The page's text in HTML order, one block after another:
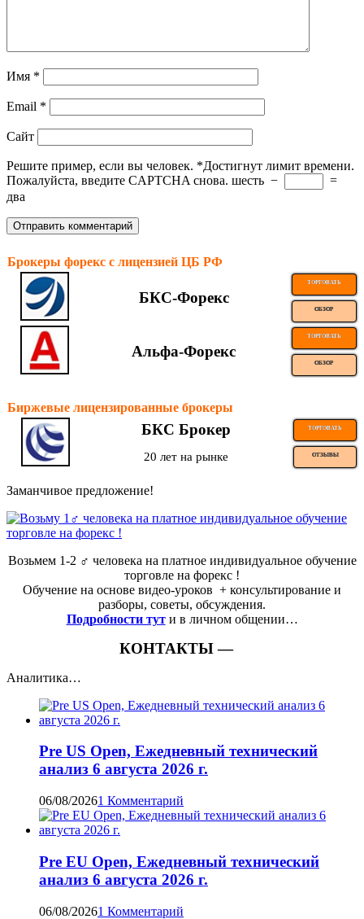
Имя *
Email *
Сайт
Решите пример, если вы человек. *Достигнут лимит времени.
Пожалуйста, введите CAPTCHA снова. шесть −
=
два
Брокеры форекс с лицензией ЦБ РФ
БКС-Форекс
ТОРГОВАТЬ
ОБЗОР
Альфа-Форекс
ТОРГОВАТЬ
ОБЗОР
Биржевые лицензированные брокеры
БКС Брокер ТОРГОВАТЬ
20 лет на рынке ОТЗЫВЫ
Заманчивое предложение!
Возьмем 1-2 ‍♂️ человека на платное индивидуальное обучение
торговле на форекс !
Обучение на основе видео-уроков ️ + консультирование и
разборы, советы, обсуждения.
Подробности тут и в личном общении…
КОНТАКТЫ —
Аналитика…
Pre US Open, Ежедневный технический
анализ 6 августа 2026 г.
06/08/20261 Комментарий
Pre EU Open, Ежедневный технический
анализ 6 августа 2026 г.
06/08/20261 Комментарий